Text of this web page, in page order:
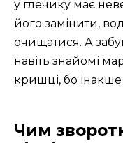
у глечику має
його замінити,
очищатися. А
навіть знайомі
кришці, бо інакше
Чим